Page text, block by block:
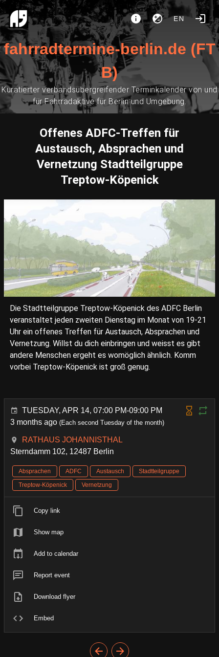
EN
fahrradtermine-berlin.de (FT
B)
Kuratierter verbandsübergreifender Terminkalender von und
für Fahrradaktive für Berlin und Umgebung.
Offenes ADFC-Treffen für
Austausch, Absprachen und
Vernetzung Stadtteilgruppe
Treptow-Köpenick
Die Stadtteilgruppe Treptow-Köpenick des ADFC Berlin
veranstaltet jeden zweiten Dienstag im Monat von 19-21
Uhr ein offenes Treffen für Austausch, Absprachen und
Vernetzung. Willst du dich einbringen und weisst es gibt
andere Menschen ergeht es womöglich ähnlich. Komm
vorbei Treptow-Köpenick ist groß genug.
TUESDAY, APR 14, 07:00 PM-09:00 PM
3 months ago (Each second Tuesday of the month)
RATHAUS JOHANNISTHAL
Sterndamm 102, 12487 Berlin
Absprachen ADFC Austausch
Stadtteilgruppe
Treptow-Köpenick
Vernetzung
Copy link
Show map
Add to calendar
Report event
Download flyer
Embed